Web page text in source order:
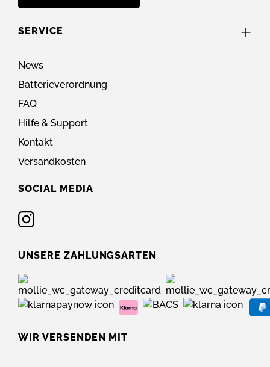
SERVICE
News
Batterieverordnung
FAQ
Hilfe & Support
Kontakt
Versandkosten
SOCIAL MEDIA
UNSERE ZAHLUNGSARTEN
WIR VERSENDEN MIT